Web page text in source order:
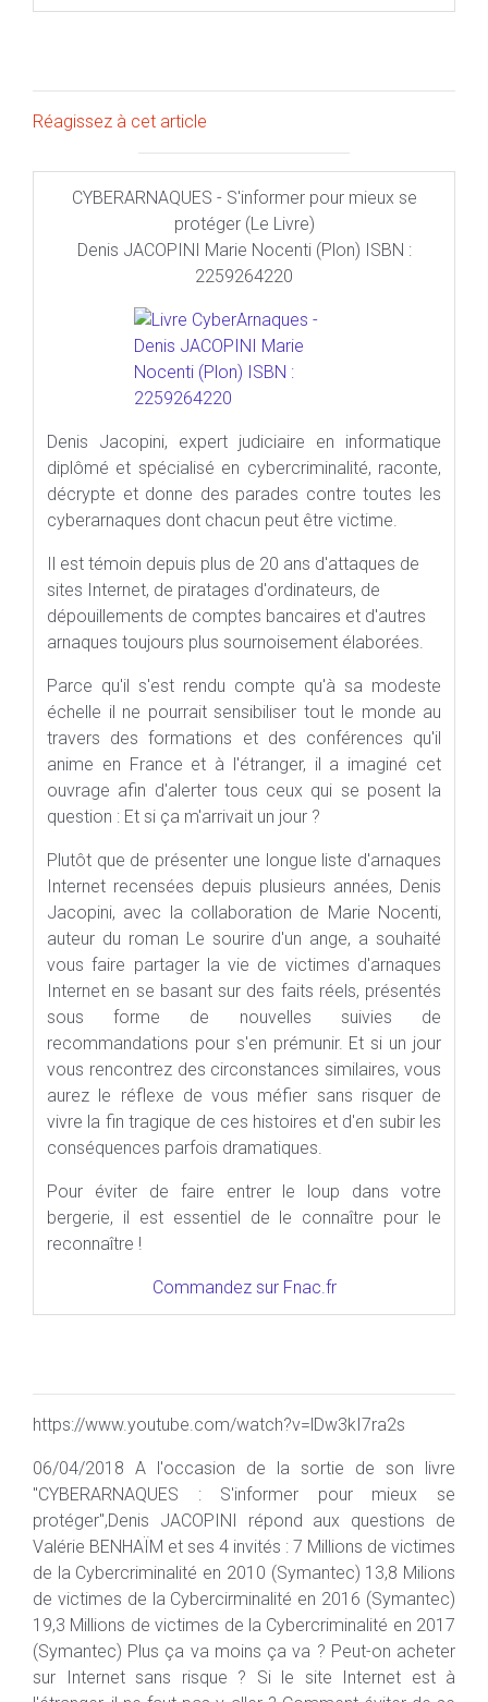
Réagissez à cet article
CYBERARNAQUES - S'informer pour mieux se
protéger (Le Livre)
Denis JACOPINI Marie Nocenti (Plon) ISBN :
2259264220
Denis Jacopini, expert judiciaire en informatique
diplômé et spécialisé en cybercriminalité, raconte,
décrypte et donne des parades contre toutes les
cyberarnaques dont chacun peut être victime.
Il est témoin depuis plus de 20 ans d'attaques de
sites Internet, de piratages d'ordinateurs, de
dépouillements de comptes bancaires et d'autres
arnaques toujours plus sournoisement élaborées.
Parce qu'il s'est rendu compte qu'à sa modeste
échelle il ne pourrait sensibiliser tout le monde au
travers des formations et des conférences qu'il
anime en France et à l'étranger, il a imaginé cet
ouvrage afin d'alerter tous ceux qui se posent la
question : Et si ça m'arrivait un jour ?
Plutôt que de présenter une longue liste d'arnaques
Internet recensées depuis plusieurs années, Denis
Jacopini, avec la collaboration de Marie Nocenti,
auteur du roman Le sourire d'un ange, a souhaité
vous faire partager la vie de victimes d'arnaques
Internet en se basant sur des faits réels, présentés
sous forme de nouvelles suivies de
recommandations pour s'en prémunir. Et si un jour
vous rencontrez des circonstances similaires, vous
aurez le réflexe de vous méfier sans risquer de
vivre la fin tragique de ces histoires et d'en subir les
conséquences parfois dramatiques.
Pour éviter de faire entrer le loup dans votre
bergerie, il est essentiel de le connaître pour le
reconnaître !
Commandez sur Fnac.fr
https://www.youtube.com/watch?v=lDw3kI7ra2s
06/04/2018 A l'occasion de la sortie de son livre
"CYBERARNAQUES : S'informer pour mieux se
protéger",Denis JACOPINI répond aux questions de
Valérie BENHAÏM et ses 4 invités : 7 Millions de victimes
de la Cybercriminalité en 2010 (Symantec) 13,8 Milions
de victimes de la Cybercirminalité en 2016 (Symantec)
19,3 Millions de victimes de la Cybercriminalité en 2017
(Symantec) Plus ça va moins ça va ? Peut-on acheter
sur Internet sans risque ? Si le site Internet est à